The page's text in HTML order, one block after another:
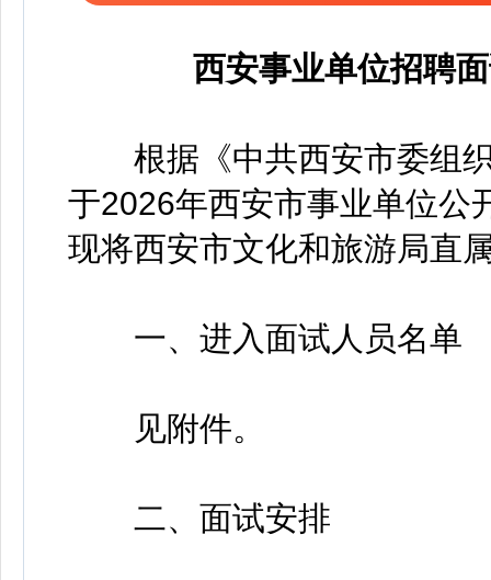
西安事业单位招聘
根据《中共西安市委组织
于2026年西安市事业单位公
现将西安市文化和旅游局直
一、进入面试人员名单
见附件。
二、面试安排